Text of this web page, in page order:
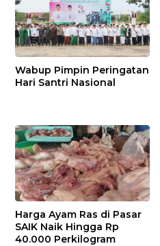
Wabup Pimpin Peringatan
Hari Santri Nasional
Harga Ayam Ras di Pasar
SAIK Naik Hingga Rp
40.000 Perkilogram